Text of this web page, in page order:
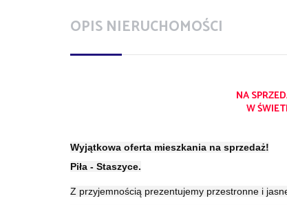
OPIS NIERUCHOMOŚCI
NA
W
Wyjątkowa oferta mieszkania na sprzedaż!
Piła - Staszyce.
Z przyjemnością prezentujemy przestronne i